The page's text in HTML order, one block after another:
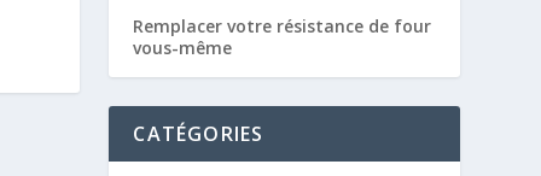
Remplacer votre résistance de four
vous-même
CATÉGORIES